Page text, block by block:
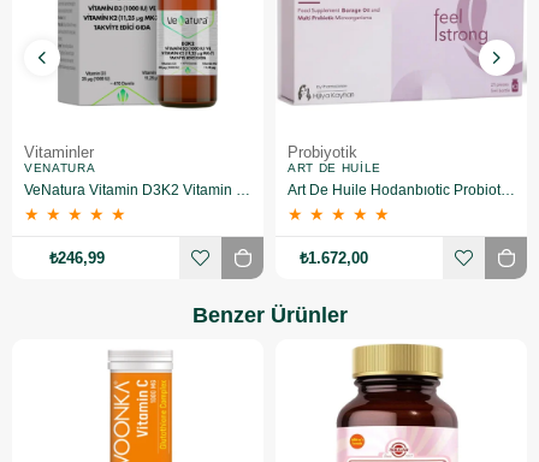
Vitaminler
VENATURA
VeNatura Vitamin D3K2 Vitamin Takviye Edici Gıda
★ ★ ★ ★ ★
₺246,99
Probiyotik
ART DE HUILE
Art De Huile Hodanbıotic Probiotic 5 ml 20'li
★ ★ ★ ★ ★
₺1.672,00
Benzer Ürünler